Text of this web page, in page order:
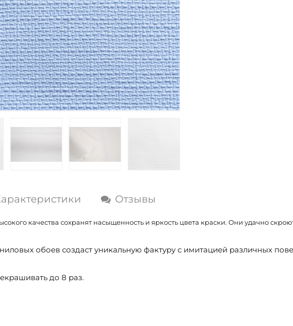
Отзывы
качества сохранят насыщенность и яркость цвета краски. Они удачно
обоев создаст уникальную фактуру с имитацией различных
до 8 раз.